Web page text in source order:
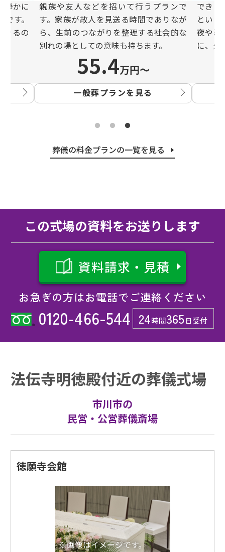
静かに
す。
るの
親族や友⼈などを招いて⾏うプランで
す。家族が故⼈を⾒送る時間でありなが
ら、⽣前のつながりを整理する社会的な
別れの場としての意味も持ちます。
55.4万円〜
一般葬プランを見る
できる
とい
夜や葬
に、⽕
葬儀の料金プランの一覧を見る
この式場の資料をお送りします
お急ぎの方はお電話でご連絡ください
24時間365日受付
0120-466-544
資料請求・見積
法伝寺明徳殿付近の葬儀式場
市川市の
民営・公営葬儀斎場
徳願寺会館
※画像はイメージです。